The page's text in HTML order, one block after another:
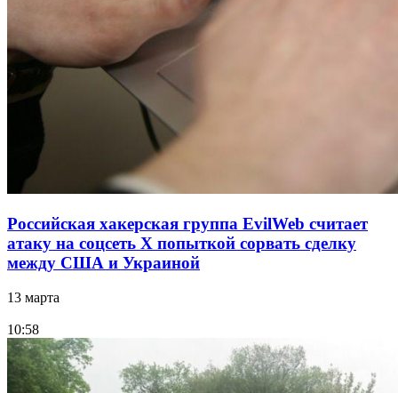
Российская хакерская группа EvilWeb считает
атаку на соцсеть Х попыткой сорвать сделку
между США и Украиной
13 марта
10:58